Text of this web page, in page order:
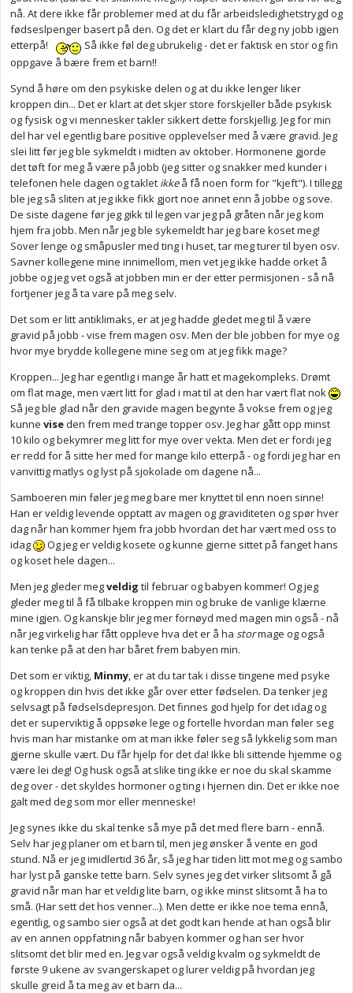
nå. At dere ikke får problemer med at du får arbeidsledighetstrygd og
fødseslpenger basert på den. Og det er klart du får deg ny jobb igjen
etterpå!
Så ikke føl deg ubrukelig - det er faktisk en stor og fin
oppgave å bære frem et barn!!
Synd å høre om den psykiske delen og at du ikke lenger liker
kroppen din... Det er klart at det skjer store forskjeller både psykisk
og fysisk og vi mennesker takler sikkert dette forskjellig. Jeg for min
del har vel egentlig bare positive opplevelser med å være gravid. Jeg
slei litt før jeg ble sykmeldt i midten av oktober. Hormonene gjorde
det tøft for meg å være på jobb (jeg sitter og snakker med kunder i
telefonen hele dagen og taklet ikkeå få noen form for "kjeft"). I tillegg
ble jeg så sliten at jeg ikke fikk gjort noe annet enn å jobbe og sove.
De siste dagene før jeg gikk til legen var jeg på gråten når jeg kom
hjem fra jobb. Men når jeg ble sykemeldt har jeg bare koset meg!
Sover lenge og småpusler med ting i huset, tar meg turer til byen osv.
Savner kollegene mine innimellom, men vet jeg ikke hadde orket å
jobbe og jeg vet også at jobben min er der etter permisjonen - så nå
fortjener jeg å ta vare på meg selv.
Det som er litt antiklimaks, er at jeg hadde gledet meg til å være
gravid på jobb - vise frem magen osv. Men der ble jobben for mye og
hvor mye brydde kollegene mine seg om at jeg fikk mage?
Kroppen... Jeg har egentlig i mange år hatt et magekompleks. Drømt
om flat mage, men vært litt for glad i mat til at den har vært flat nok
Så jeg ble glad når den gravide magen begynte å vokse frem og jeg
kunne viseden frem med trange topper osv. Jeg har gått opp minst
10 kilo og bekymrer meg litt for mye over vekta. Men det er fordi jeg
er redd for å sitte her med for mange kilo etterpå - og fordi jeg har en
vanvittig matlys og lyst på sjokolade om dagene nå...
Samboeren min føler jeg meg bare mer knyttet til enn noen sinne!
Han er veldig levende opptatt av magen og graviditeten og spør hver
dag når han kommer hjem fra jobb hvordan det har vært med oss to
idag
Og jeg er veldig kosete og kunne gjerne sittet på fanget hans
og koset hele dagen...
Men jeg gleder megveldig til februar og babyen kommer! Og jeg
gleder meg til å få tilbake kroppen min og bruke de vanlige klærne
mine igjen. Og kanskje blir jeg mer fornøyd med magen min også - nå
når jeg virkelig har fått oppleve hva det er å ha stormage og også
kan tenke på at den har båret frem babyen min.
Det som er viktig, Minmy, er at du tar tak i disse tingene med psyke
og kroppen din hvis det ikke går over etter fødselen. Da tenker jeg
selvsagt på fødselsdepresjon. Det finnes god hjelp for det idag og
det er superviktig å oppsøke lege og fortelle hvordan man føler seg
hvis man har mistanke om at man ikke føler seg så lykkelig som man
gjerne skulle vært. Du får hjelp for det da! Ikke bli sittende hjemme og
være lei deg! Og husk også at slike ting ikke er noe du skal skamme
deg over - det skyldes hormoner og ting i hjernen din. Det er ikke noe
galt med deg som mor eller menneske!
Jeg synes ikke du skal tenke så mye på det med flere barn - ennå.
Selv har jeg planer om et barn til, men jeg ønsker å vente en god
stund. Nå er jeg imidlertid 36 år, så jeg har tiden litt mot meg og sambo
har lyst på ganske tette barn. Selv synes jeg det virker slitsomt å gå
gravid når man har et veldig lite barn, og ikke minst slitsomt å ha to
små. (Har sett det hos venner...). Men dette er ikke noe tema ennå,
egentlig, og sambo sier også at det godt kan hende at han også blir
av en annen oppfatning når babyen kommer og han ser hvor
slitsomt det blir med en. Jeg var også veldig kvalm og sykmeldt de
første 9 ukene av svangerskapet og lurer veldig på hvordan jeg
skulle greid å ta meg av et barn da...